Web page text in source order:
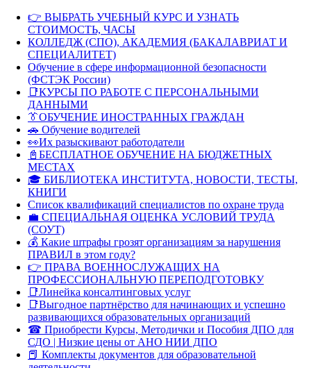
👉 ВЫБРАТЬ УЧЕБНЫЙ КУРС И УЗНАТЬ
СТОИМОСТЬ, ЧАСЫ
КОЛЛЕДЖ (СПО), АКАДЕМИЯ (БАКАЛАВРИАТ И
СПЕЦИАЛИТЕТ)
Обучение в сфере информационной безопасности
(ФСТЭК России)
📑КУРСЫ ПО РАБОТЕ С ПЕРСОНАЛЬНЫМИ
ДАННЫМИ
👔ОБУЧЕНИЕ ИНОСТРАННЫХ ГРАЖДАН
🚗 Обучение водителей
👀Их разыскивают работодатели
📓БЕСПЛАТНОЕ ОБУЧЕНИЕ НА БЮДЖЕТНЫХ
МЕСТАХ
🎓 БИБЛИОТЕКА ИНСТИТУТА, НОВОСТИ, ТЕСТЫ,
КНИГИ
Список квалификаций специалистов по охране труда
💼 СПЕЦИАЛЬНАЯ ОЦЕНКА УСЛОВИЙ ТРУДА
(СОУТ)
💰 Какие штрафы грозят организациям за нарушения
ПРАВИЛ в этом году?
👉 ПРАВА ВОЕННОСЛУЖАЩИХ НА
ПРОФЕССИОНАЛЬНУЮ ПЕРЕПОДГОТОВКУ
📑Линейка консалтинговых услуг
📑Выгодное партнёрство для начинающих и успешно
развивающихся образовательных организаций
☎ Приобрести Курсы, Методички и Пособия ДПО для
СДО | Низкие цены от АНО НИИ ДПО
📕 Комплекты документов для образовательной